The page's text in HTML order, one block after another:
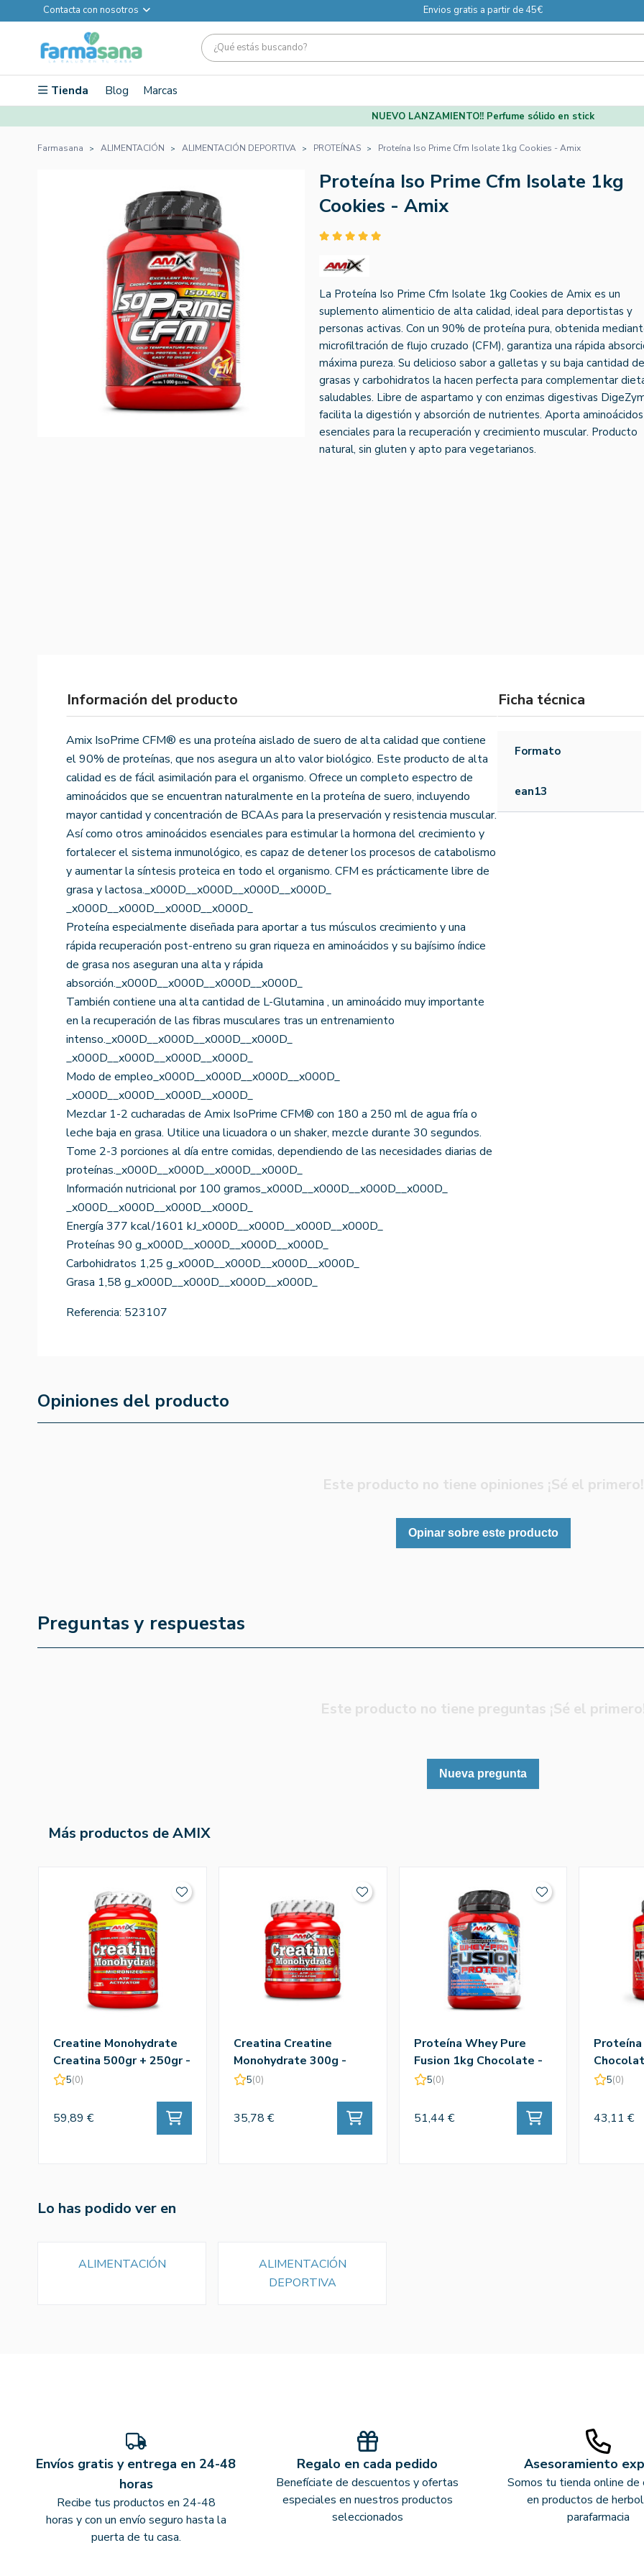
Contacta con nosotros Envios gratis a partir de 45€
Tienda Blog Marcas
NUEVO LANZAMIENTO!! Perfume sólido en stick
Farmasana ALIMENTACIÓN ALIMENTACIÓN DEPORTIVA PROTEÍNAS Proteína Iso Prime Cfm Isolate 1kg Cookies - Amix
Proteína Iso Prime Cfm Isolate 1kg
Cookies - Amix
La Proteína Iso Prime Cfm Isolate 1kg Cookies de Amix es un
suplemento alimenticio de alta calidad, ideal para deportistas y
personas activas. Con un 90% de proteína pura, obtenida
microfiltración de flujo cruzado (CFM), garantiza una rápida
máxima pureza. Su delicioso sabor a galletas y su baja cantidad de
grasas y carbohidratos la hacen perfecta para complementar
saludables. Libre de aspartamo y con enzimas digestivas
facilita la digestión y absorción de nutrientes. Aporta aminoácidos
esenciales para la recuperación y crecimiento muscular. Producto
natural, sin gluten y apto para vegetarianos.
Información del producto
Amix IsoPrime CFM® es una proteína aislado de suero de alta calidad que contiene
el 90% de proteínas, que nos asegura un alto valor biológico. Este producto de alta
calidad es de fácil asimilación para el organismo. Ofrece un completo espectro de
aminoácidos que se encuentran naturalmente en la proteína de suero, incluyendo
mayor cantidad y concentración de BCAAs para la preservación y resistencia muscular.
Así como otros aminoácidos esenciales para estimular la hormona del crecimiento y
fortalecer el sistema inmunológico, es capaz de detener los procesos de catabolismo
y aumentar la síntesis proteica en todo el organismo. CFM es prácticamente libre de
grasa y lactosa._x000D__x000D__x000D__x000D_
_x000D__x000D__x000D__x000D_
Proteína especialmente diseñada para aportar a tus músculos crecimiento y una
rápida recuperación post-entreno su gran riqueza en aminoácidos y su bajísimo índice
de grasa nos aseguran una alta y rápida
absorción._x000D__x000D__x000D__x000D_
También contiene una alta cantidad de L-Glutamina , un aminoácido muy importante
en la recuperación de las fibras musculares tras un entrenamiento
intenso._x000D__x000D__x000D__x000D_
_x000D__x000D__x000D__x000D_
Modo de empleo_x000D__x000D__x000D__x000D_
_x000D__x000D__x000D__x000D_
Mezclar 1-2 cucharadas de Amix IsoPrime CFM® con 180 a 250 ml de agua fría o
leche baja en grasa. Utilice una licuadora o un shaker, mezcle durante 30 segundos.
Tome 2-3 porciones al día entre comidas, dependiendo de las necesidades diarias de
proteínas._x000D__x000D__x000D__x000D_
Información nutricional por 100 gramos_x000D__x000D__x000D__x000D_
_x000D__x000D__x000D__x000D_
Energía 377 kcal/1601 kJ_x000D__x000D__x000D__x000D_
Proteínas 90 g_x000D__x000D__x000D__x000D_
Carbohidratos 1,25 g_x000D__x000D__x000D__x000D_
Grasa 1,58 g_x000D__x000D__x000D__x000D_
Referencia: 523107
Ficha técnica
Formato
ean13
Opiniones del producto
Este producto no tiene opiniones ¡Sé el primero!
Opinar sobre este producto
Preguntas y respuestas
Este producto no tiene preguntas ¡Sé el
Nueva pregunta
Más productos de AMIX
Creatine Monohydrate
Creatina 500gr + 250gr -
Amix
5(0)
59,89 €
Creatina Creatine
Monohydrate 300g -
Amix
5(0)
35,78 €
Proteína Whey Pure
Fusion 1kg Chocolate -
Amix
5(0)
51,44 €
5(0)
43,11 €
Lo has podido ver en
ALIMENTACIÓN
ALIMENTACIÓN
DEPORTIVA
Envíos gratis y entrega en 24-48
horas
Recibe tus productos en 24-48
horas y con un envío seguro hasta la
puerta de tu casa.
Regalo en cada pedido
Benefíciate de descuentos y ofertas
especiales en nuestros productos
seleccionados
Asesoramiento
Somos tu tienda online de
en productos de
parafarmacia